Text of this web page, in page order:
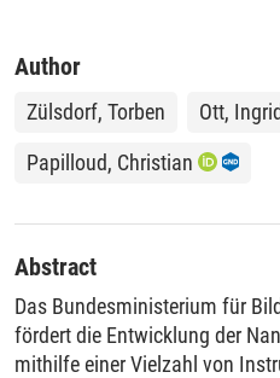
Author
Zülsdorf, Torben
Ott,
Papilloud, Christian
Abstract
Das Bundesministerium für
fördert die Entwicklung der
mithilfe einer Vielzahl von